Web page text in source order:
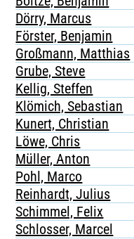
Dörry, Marcus
Förster, Benjamin
Großmann, Matthias
Grube, Steve
Kellig, Steffen
Klömich, Sebastian
Kunert, Christian
Löwe, Chris
Müller, Anton
Pohl, Marco
Reinhardt, Julius
Schimmel, Felix
Schlosser, Marcel